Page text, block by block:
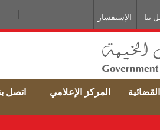
الإستفسار بنا
المركز الإعلامي
اتصل